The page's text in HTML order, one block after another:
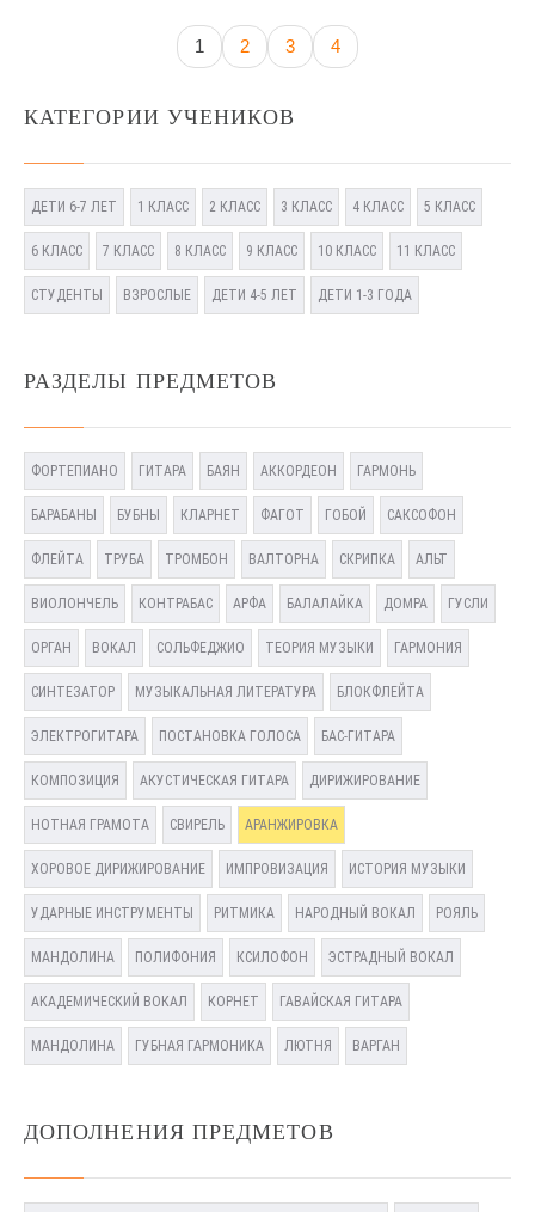
1 2 3 4
КАТЕГОРИИ УЧЕНИКОВ
ДЕТИ 6-7 ЛЕТ 1 КЛАСС 2 КЛАСС 3 КЛАСС 4 КЛАСС 5 КЛАСС
6 КЛАСС 7 КЛАСС 8 КЛАСС 9 КЛАСС 10 КЛАСС 11 КЛАСС
СТУДЕНТЫ ВЗРОСЛЫЕ ДЕТИ 4-5 ЛЕТ ДЕТИ 1-3 ГОДА
РАЗДЕЛЫ ПРЕДМЕТОВ
ФОРТЕПИАНО ГИТАРА БАЯН АККОРДЕОН ГАРМОНЬ
БАРАБАНЫ БУБНЫ КЛАРНЕТ ФАГОТ ГОБОЙ САКСОФОН
ФЛЕЙТА ТРУБА ТРОМБОН ВАЛТОРНА СКРИПКА АЛЬТ
ВИОЛОНЧЕЛЬ КОНТРАБАС АРФА БАЛАЛАЙКА ДОМРА ГУСЛИ
ОРГАН ВОКАЛ СОЛЬФЕДЖИО ТЕОРИЯ МУЗЫКИ ГАРМОНИЯ
СИНТЕЗАТОР МУЗЫКАЛЬНАЯ ЛИТЕРАТУРА БЛОКФЛЕЙТА
ЭЛЕКТРОГИТАРА ПОСТАНОВКА ГОЛОСА БАС-ГИТАРА
КОМПОЗИЦИЯ АКУСТИЧЕСКАЯ ГИТАРА ДИРИЖИРОВАНИЕ
НОТНАЯ ГРАМОТА СВИРЕЛЬ АРАНЖИРОВКА
ХОРОВОЕ ДИРИЖИРОВАНИЕ ИМПРОВИЗАЦИЯ ИСТОРИЯ МУЗЫКИ
УДАРНЫЕ ИНСТРУМЕНТЫ РИТМИКА НАРОДНЫЙ ВОКАЛ РОЯЛЬ
МАНДОЛИНА ПОЛИФОНИЯ КСИЛОФОН ЭСТРАДНЫЙ ВОКАЛ
АКАДЕМИЧЕСКИЙ ВОКАЛ КОРНЕТ ГАВАЙСКАЯ ГИТАРА
МАНДОЛИНА ГУБНАЯ ГАРМОНИКА ЛЮТНЯ ВАРГАН
ДОПОЛНЕНИЯ ПРЕДМЕТОВ